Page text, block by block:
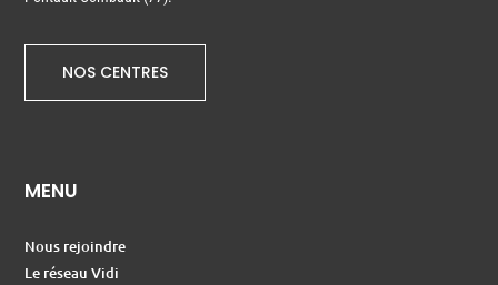
NOS CENTRES
MENU
Nous rejoindre
Le réseau Vidi